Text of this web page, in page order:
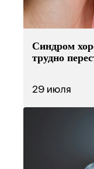
Синдром
трудно
29 июля